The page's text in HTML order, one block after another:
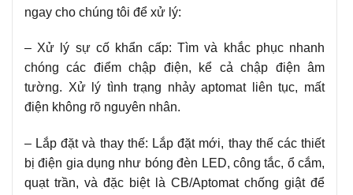
ngay cho chúng tôi để xử lý:
– Xử lý sự cố khẩn cấp: Tìm và khắc phục nhanh
chóng các điểm chập điện, kể cả chập điện âm
tường. Xử lý tình trạng nhảy aptomat liên tục, mất
điện không rõ nguyên nhân.
– Lắp đặt và thay thế: Lắp đặt mới, thay thế các thiết
bị điện gia dụng như bóng đèn LED, công tắc, ổ cắm,
quạt trần, và đặc biệt là CB/Aptomat chống giật để